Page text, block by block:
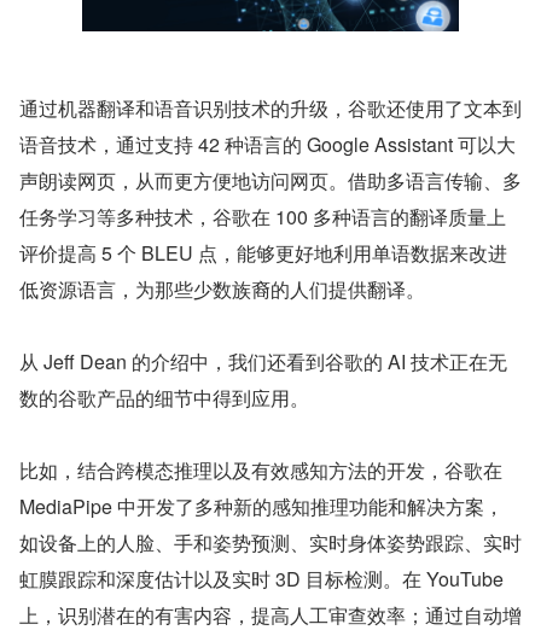
通过机器翻译和语音识别技术的升级，谷歌还使用了文本到
语音技术，通过支持 42 种语言的 Google Assistant 可以大
声朗读网页，从而更方便地访问网页。借助多语言传输、多
任务学习等多种技术，谷歌在 100 多种语言的翻译质量上
评价提高 5 个 BLEU 点，能够更好地利用单语数据来改进
低资源语言，为那些少数族裔的人们提供翻译。
从 Jeff Dean 的介绍中，我们还看到谷歌的 AI 技术正在无
数的谷歌产品的细节中得到应用。
比如，结合跨模态推理以及有效感知方法的开发，谷歌在
MediaPipe 中开发了多种新的感知推理功能和解决方案，
如设备上的人脸、手和姿势预测、实时身体姿势跟踪、实时
虹膜跟踪和深度估计以及实时 3D 目标检测。在 YouTube
上，识别潜在的有害内容，提高人工审查效率；通过自动增